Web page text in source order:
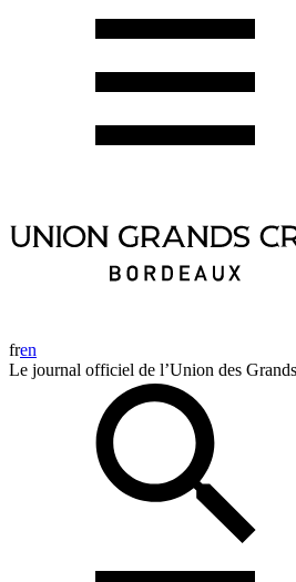
fren
Le journal officiel de l’Union des